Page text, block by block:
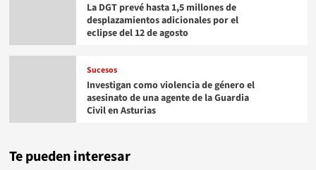
La DGT prevé hasta 1,5 millones de
desplazamientos adicionales por el
eclipse del 12 de agosto
Sucesos
Investigan como violencia de género el
asesinato de una agente de la Guardia
Civil en Asturias
Te pueden interesar